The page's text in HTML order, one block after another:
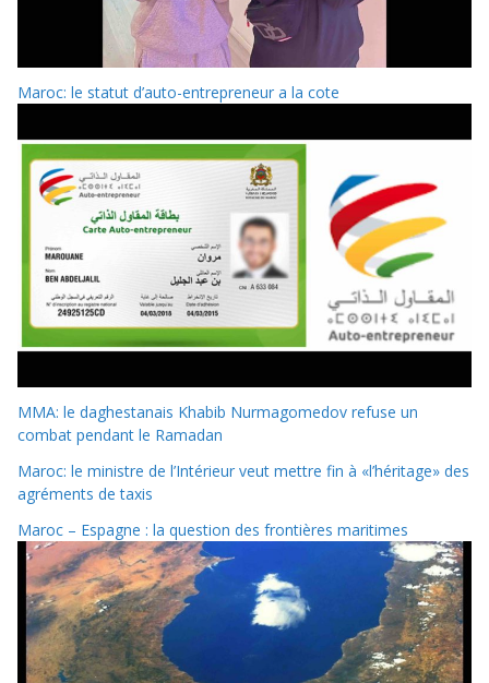
Maroc: le statut d’auto-entrepreneur a la cote
MMA: le daghestanais Khabib Nurmagomedov refuse un
combat pendant le Ramadan
Maroc: le ministre de l’Intérieur veut mettre fin à «l’héritage» des
agréments de taxis
Maroc – Espagne : la question des frontières maritimes